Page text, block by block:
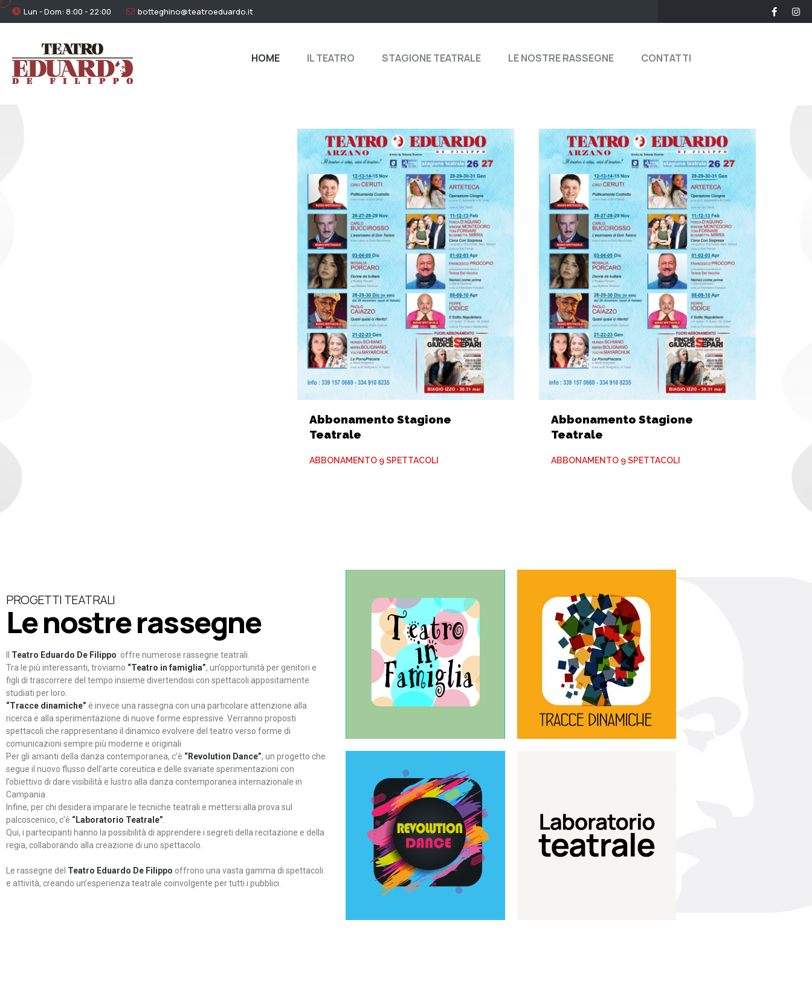
Lun - Dom: 8:00 - 22:00 botteghino@teatroeduardo.it
HOME IL TEATRO STAGIONE TEATRALE LE NOSTRE RASSEGNE CONTATTI
Abbonamento Stagione
Teatrale
ABBONAMENTO 9 SPETTACOLI
Abbonamento Stagione
Teatrale
ABBONAMENTO 9 SPETTACOLI
PROGETTI TEATRALI
Le nostre rassegne
Teatro Eduardo De Filippo offre numerose rassegne teatrali.
Tra le più interessanti, troviamo “Teatro in famiglia”, un’opportunità per genitori e
figli di trascorrere del tempo insieme divertendosi con spettacoli appositamente
studiati per loro.
“Tracce dinamiche” è invece una rassegna con una particolare attenzione alla
ricerca e alla sperimentazione di nuove forme espressive. Verranno proposti
spettacoli che rappresentano il dinamico evolvere del teatro verso forme di
comunicazioni sempre più moderne e originali
Per gli amanti della danza contemporanea, c’è “Revolution Dance”, un progetto che
segue il nuovo flusso dell’arte coreutica e delle svariate sperimentazioni con
l’obiettivo di dare visibilità e lustro alla danza contemporanea internazionale in
Campania.
Infine, per chi desidera imparare le tecniche teatrali e mettersi alla prova sul
palcoscenico, c’è “Laboratorio Teatrale”
Qui, i partecipanti hanno la possibilità di apprendere i segreti della recitazione e della
regia, collaborando alla creazione di uno spettacolo.
Le rassegne del Teatro Eduardo De Filippo offrono una vasta gamma di spettacoli
e attività, creando un’esperienza teatrale coinvolgente per tutti i pubblici.
Teatro in famiglia
Teatro In Famiglia è una
rassegna di teatro concepita
per far condividere e godere
del teatro all’intera famiglia.
Continua
Tracce dinamiche
Tracce Dinamiche è una
rassegna di teatro
d’innovazione e sperimentale.
Continua
Revolution Dance
Rassegna di danza
contemporanea – I Edizione
Continua
Laboratorio di teatro del
Teatro Eduardo de Filippo